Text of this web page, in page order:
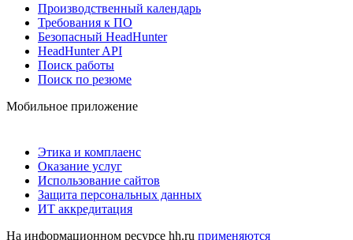
Производственный календарь
Требования к ПО
Безопасный HeadHunter
HeadHunter API
Поиск работы
Поиск по резюме
Мобильное приложение
Этика и комплаенс
Оказание услуг
Использование сайтов
Защита персональных данных
ИТ аккредитация
На информационном ресурсе hh.ru применяются